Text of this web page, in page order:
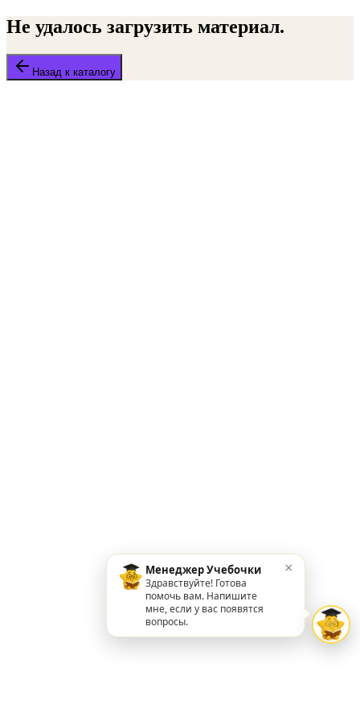
Не удалось загрузить материал.
Назад к каталогу
Менеджер Учебочки
Здравствуйте! Готова
помочь вам. Напишите
мне, если у вас появятся
вопросы.
×